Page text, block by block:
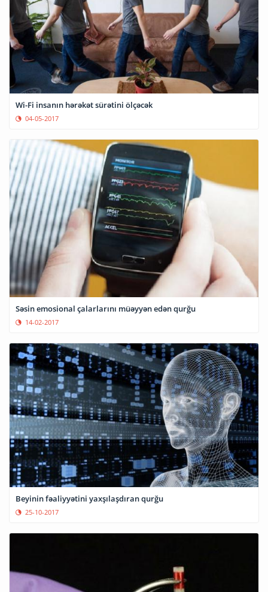
Wi-Fi insanın hərəkət sürətini ölçəcək
04-05-2017
Səsin emosional çalarlarını müəyyən edən qurğu
14-02-2017
Beyinin fəaliyyətini yaxşılaşdıran qurğu
25-10-2017